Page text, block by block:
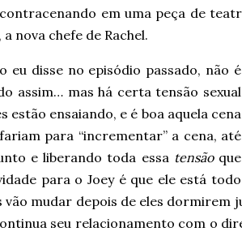
em uma peça de
nova chefe de Rachel.
eu disse no episódio passado, não é
assim… mas há certa tensão sexual
estão ensaiando, e é boa aquela cena
para “incrementar” a cena, até
e liberando toda essa tensãoque
para o Joey é que ele está todo
vão mudar depois de eles dormirem
seu relacionamento com o